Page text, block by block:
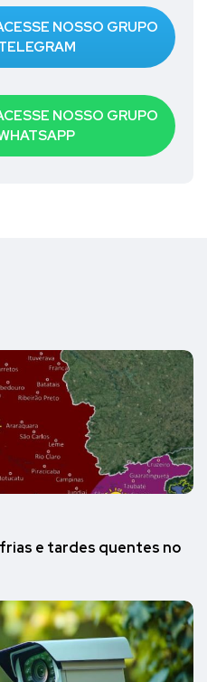
NOSSO GRUPO
NOSSO GRUPO
e tardes quentes no